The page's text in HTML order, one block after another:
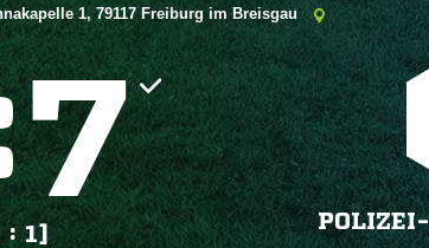
1, 79117 Freiburg im Breisgau

: 1]